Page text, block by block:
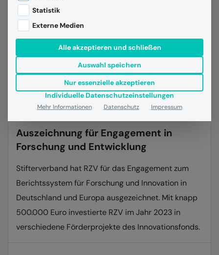
03.06.2024 Allgemein
Auszeichnung für Engagement in
Forschung und Entwicklung
Stifterverband hat RZV für das Engagement zum
Berichtssystem für Forschung und Innovation in
Deutschland und Europa ausgezeichnet. Mit knapp
500.000 Euro investierte RZV im Jahr 2023 in
verschiedene Förderprojekte des Innovationsfonds.
Statistik
Externe Medien
Alle akzeptieren und schließen
Auswahl speichern
Nur essenzielle akzeptieren
Individuelle Datenschutzeinstellungen
Mehr Informationen Datenschutz Impressum